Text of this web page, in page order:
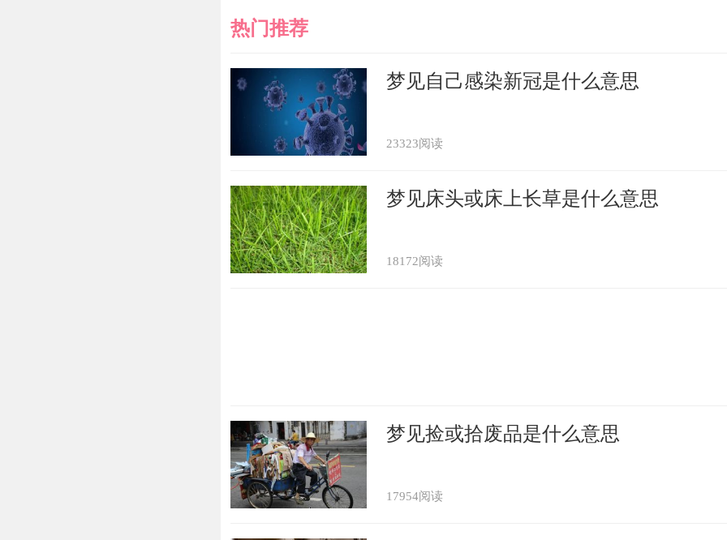
热门推荐
梦见自己感染新冠是什么意思
23323阅读
梦见床头或床上长草是什么意思
18172阅读
梦见捡或拾废品是什么意思
17954阅读